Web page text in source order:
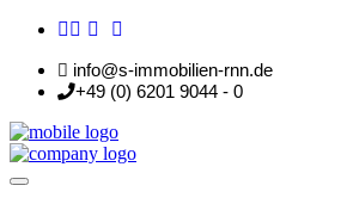
info@s-immobilien-rnn.de
+49 (0) 6201 9044 - 0